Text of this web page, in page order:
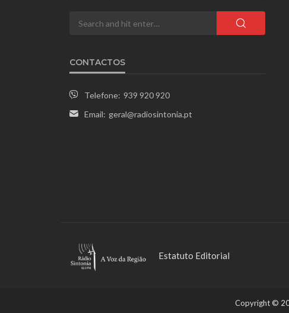
CONTACTOS
Telefone: 939 920 920
Email: geral@radiosintonia.pt
Estatuto Editorial
Copyright ©